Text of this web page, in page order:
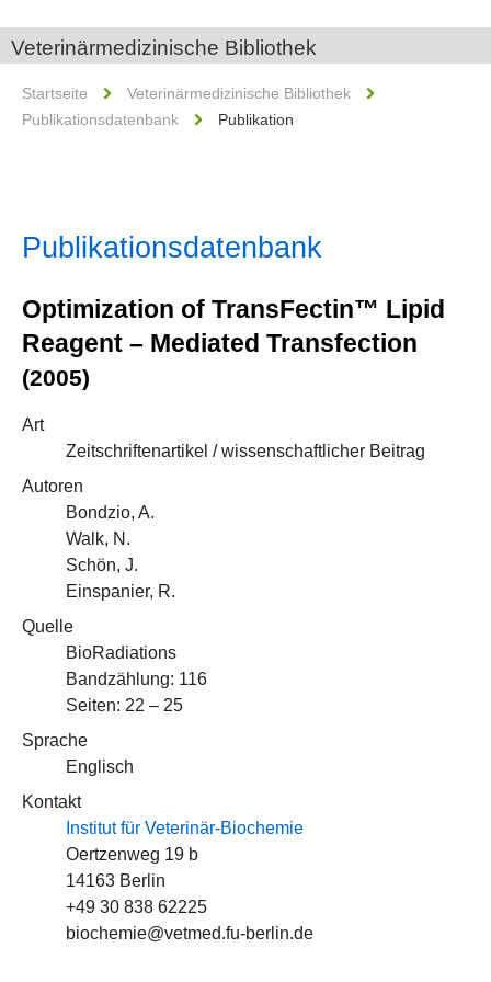
Veterinärmedizinische Bibliothek
Startseite
Veterinärmedizinische Bibliothek
Publikationsdatenbank
Publikation
Publikationsdatenbank
Optimization of TransFectin™ Lipid
Reagent – Mediated Transfection
(2005)
Art
Zeitschriftenartikel / wissenschaftlicher Beitrag
Autoren
Bondzio, A.
Walk, N.
Schön, J.
Einspanier, R.
Quelle
BioRadiations
Bandzählung: 116
Seiten: 22 – 25
Sprache
Englisch
Kontakt
Institut für Veterinär-Biochemie
Oertzenweg 19 b
14163 Berlin
+49 30 838 62225
biochemie@vetmed.fu-berlin.de